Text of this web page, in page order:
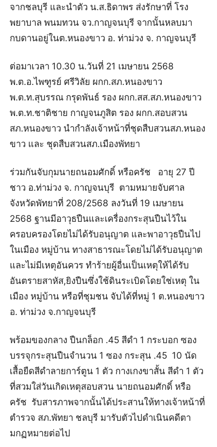
จากชลบุรี และนำตัว น.ส.ธิดาพร ส่งรักษาที่ โรง
พยาบาล พนมทวน จว.กาญจนบุรี จากนั้นหลบมา
กบดานอยู่ในต.หนองขาว อ. ท่าม่วง จ. กาญจนบุรี
ต่อมาเวลา 10.30 น.วันที่ 21 เมษายน 2568
พ.ต.อ.ไพฑูรย์ ศรีวิลัย ผกก.สภ.หนองขาว
พ.ต.ท.สุบรรณ กรุดพันธ์ รอง ผกก.สส.สภ.หนองขาว
พ.ต.ท.ชาติชาย กาญจนภูสิต รอง ผกก.สอบสวน
สภ.หนองขาว นำกำลังเจ้าหน้าที่ชุดสืบสวนสภ.หนอง
ขาว และ ชุดสืบสวนสภ.เมืองพัทยา
ร่วมกันจับกุมนายถนอมศักดิ์ หรือครัช อายุ 27 ปี
ชาว อ.ท่าม่วง จ. กาญจนบุรี ตามหมายจับศาล
จังหวัดพัทยาที่ 208/2568 ลงวันที่ 19 เมษายน
2568 ฐานมีอาวุธปืนและเครื่องกระสุนปืนไว้ใน
ครอบครองโดยไม่ได้รับอนุญาต และพาอาวุธปืนไป
ในเมือง หมู่บ้าน ทางสาธารณะโดยไม่ได้รับอนุญาต
และไม่มีเหตุอันควร ทำร้ายผู้อื่นเป็นเหตุให้ได้รับ
อันตรายสาหัส,ยิงปืนซึ่งใช้ดินระเบิดโดยใช่เหตุ ใน
เมือง หมู่บ้าน หรือที่ชุมชน จับได้ที่หมู่ 1 ต.หนองขาว
อ. ท่าม่วง จ.กาญจนบุรี
พร้อมของกลาง ปืนกล็อก .45 สีดำ 1 กระบอก ซอง
บรรจุกระสุนปืนจำนวน 1 ซอง กระสุน .45 10 นัด
เสื้อยืดสีดำลายการ์ตูน 1 ตัว กางเกงขาสั้น สีดำ 1 ตัว
ที่สวมใส่วันเกิดเหตุสอบสวน นายถนอมศักดิ์ หรือ
ครัช รับสารภาพจากนั้นได้ประสานให้ทางเจ้าหน้าที่
ตำรวจ สภ.พัทยา ชลบุรี มารับตัวไปดำเนินคดีตา
มกฏหมายต่อไป